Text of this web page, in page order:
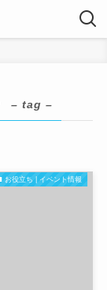
– tag –
お役立ち | イベント情報